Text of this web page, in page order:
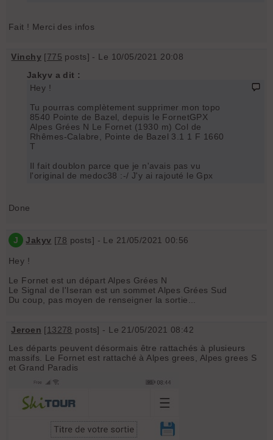
Fait ! Merci des infos
Vinchy[775 posts] - Le 10/05/2021 20:08
Jakyv a dit :
Hey !
Tu pourras complètement supprimer mon topo
8540 Pointe de Bazel, depuis le FornetGPX
Alpes Grées N Le Fornet (1930 m) Col de
Rhêmes-Calabre, Pointe de Bazel 3.1 1 F 1660
T
Il fait doublon parce que je n'avais pas vu
l'original de medoc38 :-/ J'y ai rajouté le Gpx
Done
J Jakyv [78 posts] - Le 21/05/2021 00:56
Hey !
Le Fornet est un départ Alpes Grées N
Le Signal de l'Iseran est un sommet Alpes Grées Sud
Du coup, pas moyen de renseigner la sortie...
Jeroen [13278 posts] - Le 21/05/2021 08:42
Les départs peuvent désormais être rattachés à plusieurs
massifs. Le Fornet est rattaché à Alpes grees, Alpes grees S
et Grand Paradis